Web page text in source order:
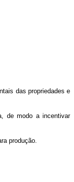
das propriedades e
de modo a incentivar
produção.